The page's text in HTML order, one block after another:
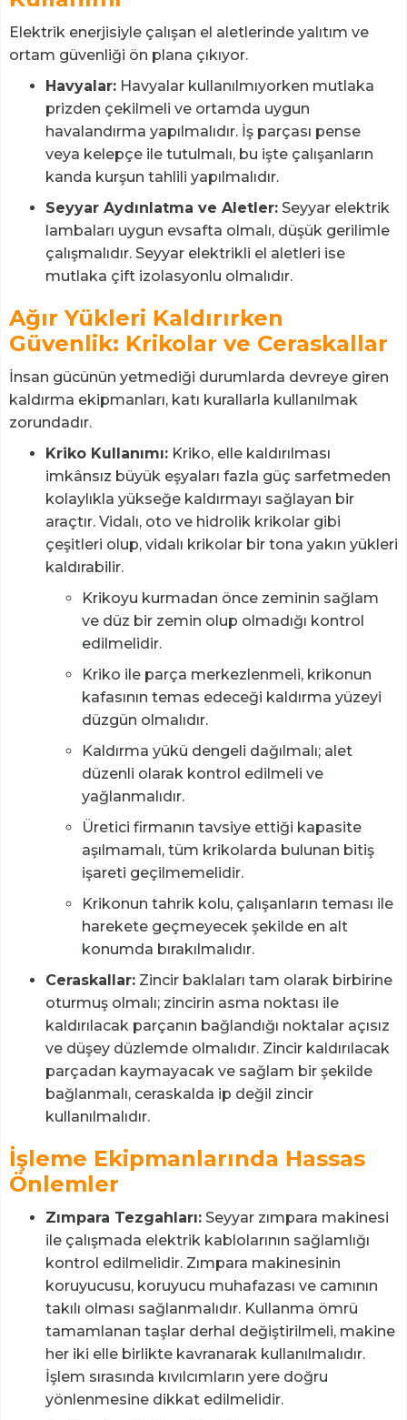
Elektrik enerjisiyle çalışan el aletlerinde yalıtım ve
ortam güvenliği ön plana çıkıyor.
Havyalar: Havyalar kullanılmıyorken mutlaka
prizden çekilmeli ve ortamda uygun
havalandırma yapılmalıdır. İş parçası pense
veya kelepçe ile tutulmalı, bu işte çalışanların
kanda kurşun tahlili yapılmalıdır.
Seyyar Aydınlatma ve Aletler: Seyyar elektrik
lambaları uygun evsafta olmalı, düşük gerilimle
çalışmalıdır. Seyyar elektrikli el aletleri ise
mutlaka çift izolasyonlu olmalıdır.
Ağır Yükleri Kaldırırken
Güvenlik: Krikolar ve Ceraskallar
İnsan gücünün yetmediği durumlarda devreye giren
kaldırma ekipmanları, katı kurallarla kullanılmak
zorundadır.
Kriko Kullanımı: Kriko, elle kaldırılması
imkânsız büyük eşyaları fazla güç sarfetmeden
kolaylıkla yükseğe kaldırmayı sağlayan bir
araçtır. Vidalı, oto ve hidrolik krikolar gibi
çeşitleri olup, vidalı krikolar bir tona yakın yükleri
kaldırabilir.
Krikoyu kurmadan önce zeminin sağlam
ve düz bir zemin olup olmadığı kontrol
edilmelidir.
Kriko ile parça merkezlenmeli, krikonun
kafasının temas edeceği kaldırma yüzeyi
düzgün olmalıdır.
Kaldırma yükü dengeli dağılmalı; alet
düzenli olarak kontrol edilmeli ve
yağlanmalıdır.
Üretici firmanın tavsiye ettiği kapasite
aşılmamalı, tüm krikolarda bulunan bitiş
işareti geçilmemelidir.
Krikonun tahrik kolu, çalışanların teması ile
harekete geçmeyecek şekilde en alt
konumda bırakılmalıdır.
Ceraskallar: Zincir baklaları tam olarak birbirine
oturmuş olmalı; zincirin asma noktası ile
kaldırılacak parçanın bağlandığı noktalar açısız
ve düşey düzlemde olmalıdır. Zincir kaldırılacak
parçadan kaymayacak ve sağlam bir şekilde
bağlanmalı, ceraskalda ip değil zincir
kullanılmalıdır.
İşleme Ekipmanlarında Hassas
Önlemler
Zımpara Tezgahları: Seyyar zımpara makinesi
ile çalışmada elektrik kablolarının sağlamlığı
kontrol edilmelidir. Zımpara makinesinin
koruyucusu, koruyucu muhafazası ve camının
takılı olması sağlanmalıdır. Kullanma ömrü
tamamlanan taşlar derhal değiştirilmeli, makine
her iki elle birlikte kavranarak kullanılmalıdır.
İşlem sırasında kıvılcımların yere doğru
yönlenmesine dikkat edilmelidir.